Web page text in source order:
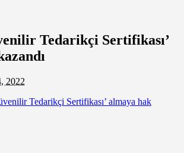
Tedarikçi Sertifikası’
2022